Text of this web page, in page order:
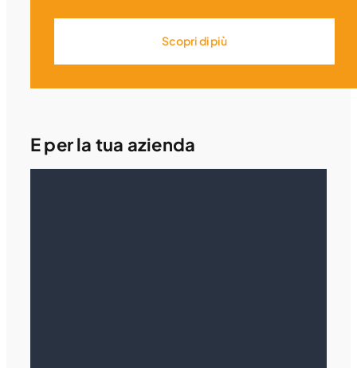
Scopri di più
E per la tua azienda